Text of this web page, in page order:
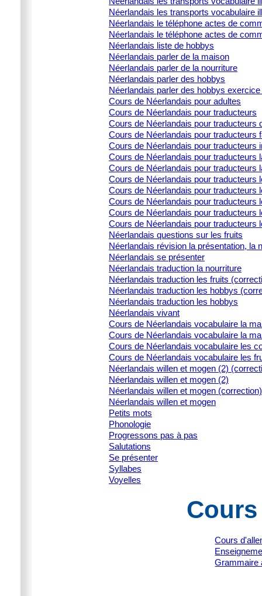
Néerlandais les transports vocabulaire
Néerlandais le téléphone actes de
Néerlandais le téléphone actes de
Néerlandais liste de hobbys
Néerlandais parler de la maison
Néerlandais parler de la nourriture
Néerlandais parler des hobbys
Néerlandais parler des hobbys
Cours de Néerlandais pour adultes
Cours de Néerlandais pour traducteurs
Cours de Néerlandais pour traducteurs
Cours de Néerlandais pour traducteurs
Cours de Néerlandais pour traducteurs
Cours de Néerlandais pour traducteurs
Cours de Néerlandais pour traducteurs
Cours de Néerlandais pour traducteurs
Cours de Néerlandais pour traducteurs
Cours de Néerlandais pour traducteurs
Cours de Néerlandais pour traducteurs
Cours de Néerlandais pour traducteurs
Néerlandais questions sur les fruits
Néerlandais révision la présentation, la
Néerlandais se présenter
Néerlandais traduction la nourriture
Néerlandais traduction les fruits
Néerlandais traduction les hobbys
Néerlandais traduction les hobbys
Néerlandais vivant
Cours de Néerlandais vocabulaire la
Cours de Néerlandais vocabulaire la
Cours de Néerlandais vocabulaire les
Cours de Néerlandais vocabulaire les
Néerlandais willen et mogen (2)
Néerlandais willen et mogen (2)
Néerlandais willen et mogen (correction)
Néerlandais willen et mogen
Petits mots
Phonologie
Progressons pas à pas
Salutations
Se présenter
Syllabes
Voyelles
Cours
Grammaire